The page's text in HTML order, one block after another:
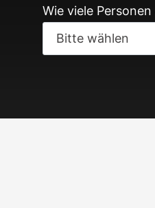
Wie viele Personen